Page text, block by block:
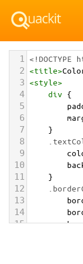
1 <!DOCTYPE
2 <title>
3 <style>
4 div {
5
6
7 }
8
9
10
11 }
12
13
14
15